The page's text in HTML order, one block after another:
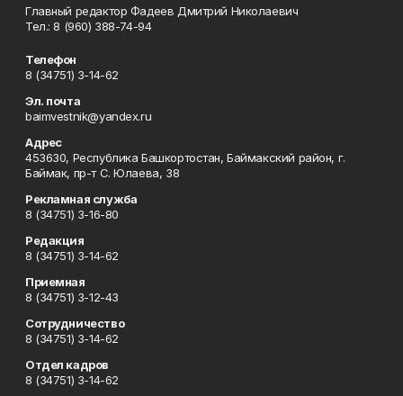
Главный редактор Фадеев Дмитрий Николаевич
Тел.: 8 (960) 388-74-94
Телефон
8 (34751) 3-14-62
Эл. почта
baimvestnik@yandex.ru
Адрес
453630, Республика Башкортостан, Баймакский район, г.
Баймак, пр-т С. Юлаева, 38
Рекламная служба
8 (34751) 3-16-80
Редакция
8 (34751) 3-14-62
Приемная
8 (34751) 3-12-43
Сотрудничество
8 (34751) 3-14-62
Отдел кадров
8 (34751) 3-14-62